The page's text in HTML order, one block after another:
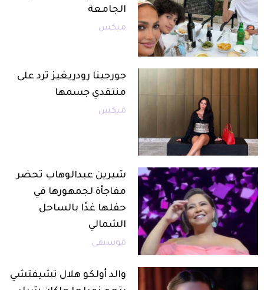
الجامعة
ميكس
جورجينا رودريغيز ترد على
منتقدي جسمها
ميكس
شيرين عبدالوهاب تحضر
مفاجأة لجمهورها في
حفلها غدًا بالساحل
الشمالي
موسيقى
والد أولكو هلال تشيفتشي